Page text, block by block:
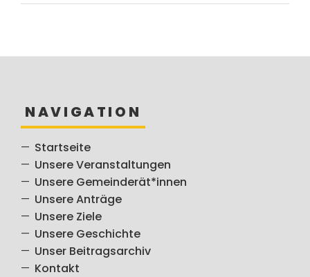
NAVIGATION
Startseite
Unsere Veranstaltungen
Unsere Gemeinderät*innen
Unsere Anträge
Unsere Ziele
Unsere Geschichte
Unser Beitragsarchiv
Kontakt